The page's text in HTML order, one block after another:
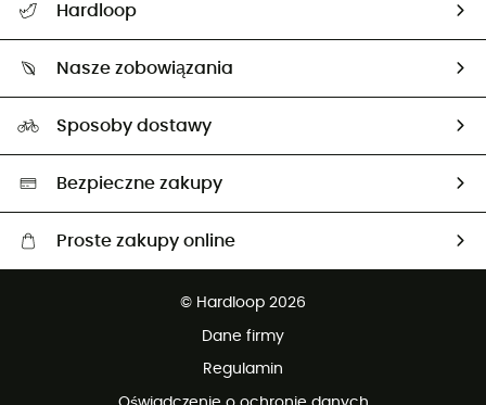
Śledzenie przesyłki
Zwrot artykułów i zwrot środków
Hardloop
Nasze zobowiązania
Neutralność węglowa
Wybrane produkty eko
Sposoby dostawy
Bezpieczne zakupy
Proste zakupy online
© Hardloop 2026
Dane firmy
Regulamin